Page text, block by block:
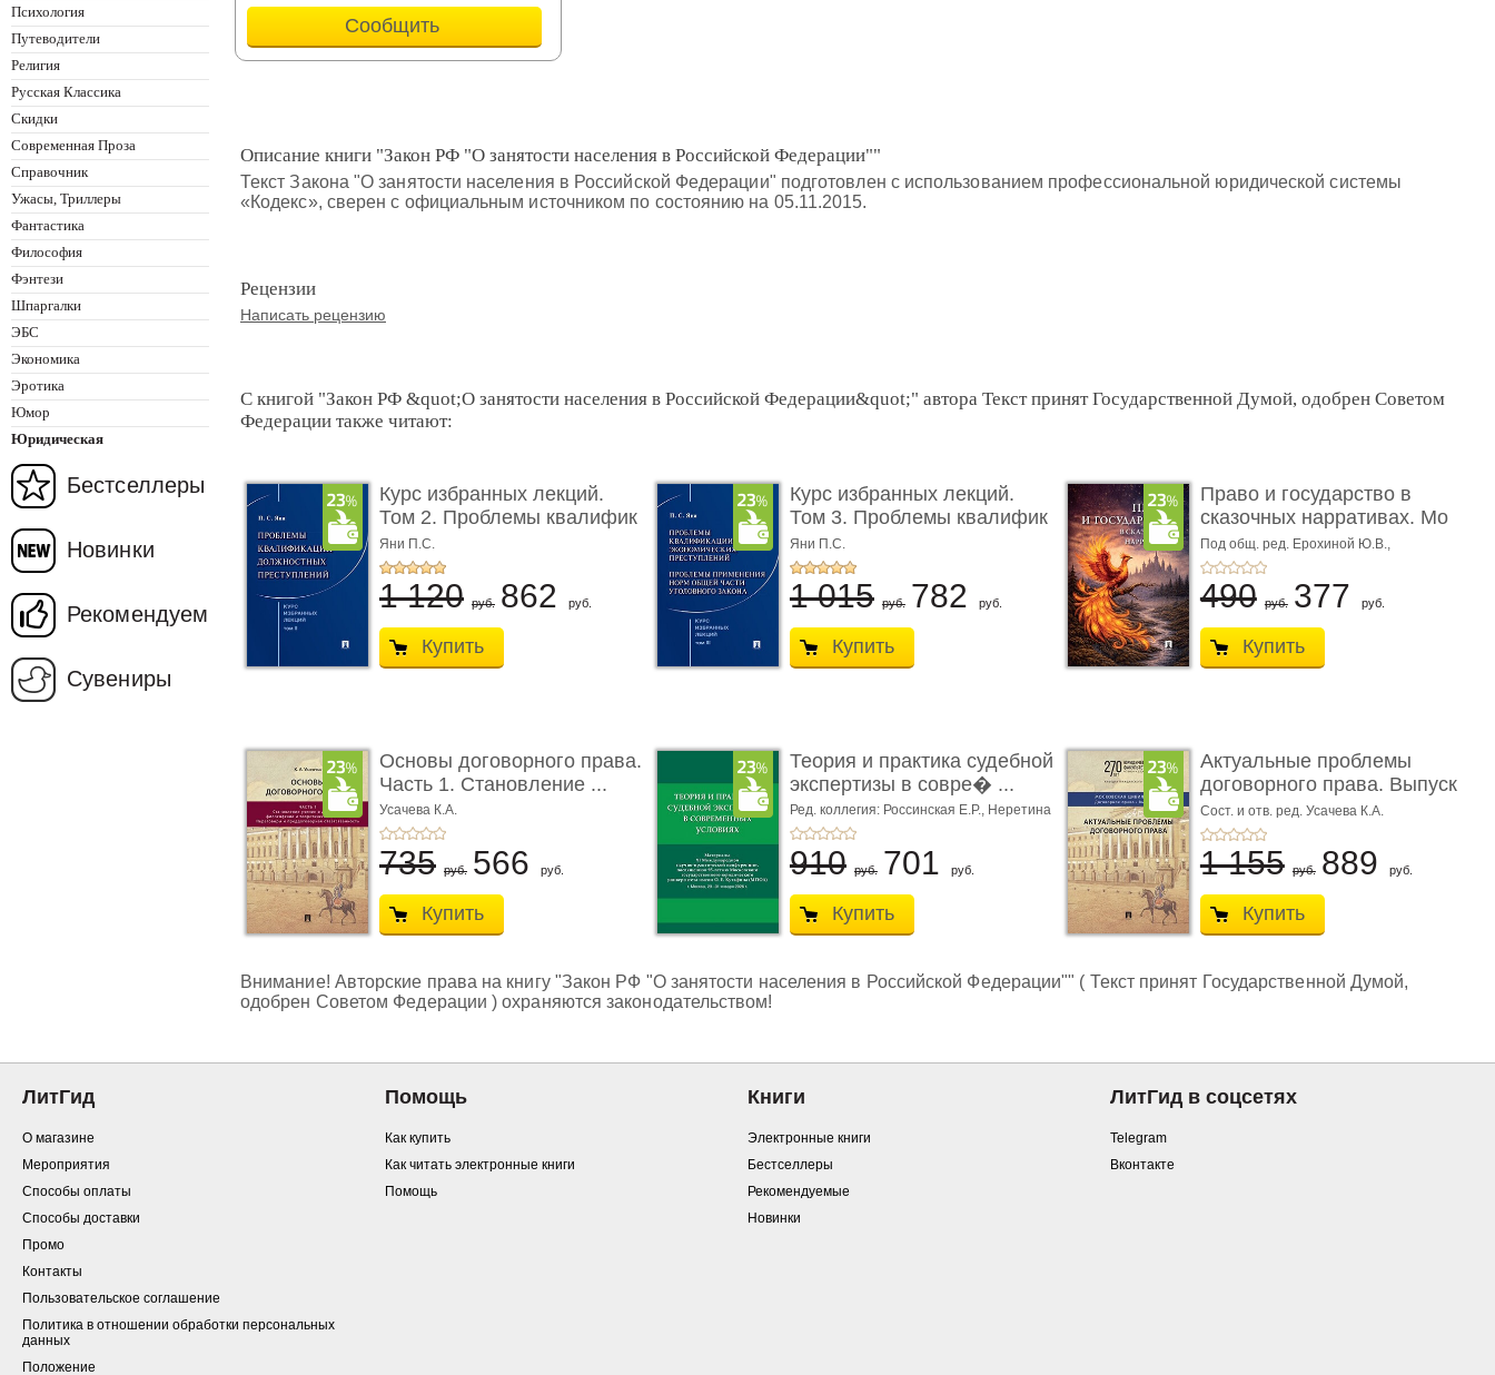
Психология
Путеводители
Религия
Русская Классика
Скидки
Современная Проза
Справочник
Ужасы, Триллеры
Фантастика
Философия
Фэнтези
Шпаргалки
ЭБС
Экономика
Эротика
Юмор
Юридическая
Бестселлеры
Новинки
Рекомендуем
Сувениры
Сообщить
Описание книги "Закон РФ "О занятости населения в Российской Федерации""
Текст Закона "О занятости населения в Российской Федерации" подготовлен с использованием профессиональной юридической системы
«Кодекс», сверен с официальным источником по состоянию на 05.11.2015.
Рецензии
Написать рецензию
С книгой "Закон РФ &quot;О занятости населения в Российской Федерации&quot;" автора Текст принят Государственной Думой, одобрен Советом
Федерации также читают:
Курс избранных лекций.
Том 2. Проблемы квалифик
...
Яни П.С.
1 120 руб. 862 руб.
Купить
Курс избранных лекций.
Том 3. Проблемы квалифик
...
Яни П.С.
1 015 руб. 782 руб.
Купить
Право и государство в
сказочных нарративах. Мо
...
Под общ. ред. Ерохиной Ю.В.,
Сокольщика И.М.
490 руб. 377 руб.
Купить
Основы договорного права.
Часть 1. Становление ...
Усачева К.А.
735 руб. 566 руб.
Купить
Теория и практика судебной
экспертизы в совре� ...
Ред. коллегия: Россинская Е.Р., Неретина
Н.С.,Чернявская М.С.
910 руб. 701 руб.
Купить
Актуальные проблемы
договорного права. Выпуск
...
Сост. и отв. ред. Усачева К.А.
1 155 руб. 889 руб.
Купить
Внимание! Авторские права на книгу "Закон РФ "О занятости населения в Российской Федерации"" ( Текст принят Государственной Думой,
одобрен Советом Федерации ) охраняются законодательством!
ЛитГид
О магазине
Мероприятия
Способы оплаты
Способы доставки
Промо
Контакты
Пользовательское соглашение
Политика в отношении обработки персональных
данных
Положение
Помощь
Как купить
Как читать электронные книги
Помощь
Книги
Электронные книги
Бестселлеры
Рекомендуемые
Новинки
ЛитГид в соцсетях
Telegram
Вконтакте